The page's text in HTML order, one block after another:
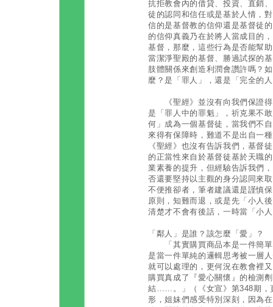
抗拒教會內的借貸、投資、直銷
徒的認同和信任或是基於人情，
信的是基督教的信仰還是基督徒
的信仰真義乃在於將人當成目的
基督，那麼，這些行為是否能幫
當潔淨聖殿的基督、勝過試探的
肢體關係來創造利潤會讚許嗎？
麼？是「罪人」，還是「完全的
《聖經》並沒有向我們保證得
是「罪人中的罪魁」，祈克果不
何」成為一個基督徒，當我們不
來得有保障時，難道不是出自一
《聖經》也沒有告訴我們，基督
的正當性來自於基督徒基於天職
業素養的提升，但經驗告訴我們
否還要堅持以主觀的身分認同來
不便推卻者，筆者建議還是謹慎
原則，知難而退，或是先「小人
清楚才不會有後話，一時當「小
「鄰人」是誰？該怎麼「愛」？
「其實購買商品本是一件簡單
是當一件單純的邏輯思考被一層
就可以處理的，更何況在教會裡
購買真成了『愛心關懷』的檢測
結……。」（《女宣》第348期，
形，姐妹們感受特別深刻，因為